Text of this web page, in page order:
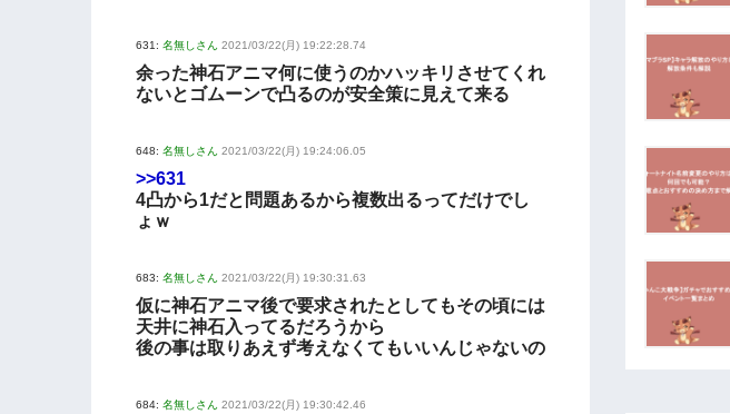
631: 名無しさん 2021/03/22(月) 19:22:28.74
余った神石アニマ何に使うのかハッキリさせてくれ
ないとゴムーンで凸るのが安全策に見えて来る
648: 名無しさん 2021/03/22(月) 19:24:06.05
>>631
4凸から1だと問題あるから複数出るってだけでし
ょｗ
683: 名無しさん 2021/03/22(月) 19:30:31.63
仮に神石アニマ後で要求されたとしてもその頃には
天井に神石入ってるだろうから
後の事は取りあえず考えなくてもいいんじゃないの
684: 名無しさん 2021/03/22(月) 19:30:42.46